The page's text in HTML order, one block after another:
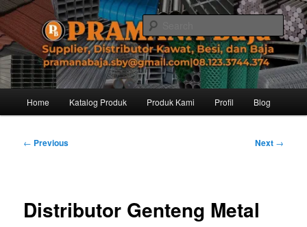
Skip
to
primary
contentPramana Baja Distributor Baja Besi
Kawat – 08.123.3744.374
Distributor dari Pabrik Besi Baja, Supplier Besi Baja, Jual besi beton. Info
dan Pemesanan hub. Ibu Rinanti 08.123.3744.374. Dgn harga yg kompetitif,
Amanah, dan pelayanan yg ramah, kami siap melayani segala kebutuhan
besi anda.
Home Katalog Produk Produk Kami Profil Blog
Post
← Previous Next →
Distributor Genteng Metal